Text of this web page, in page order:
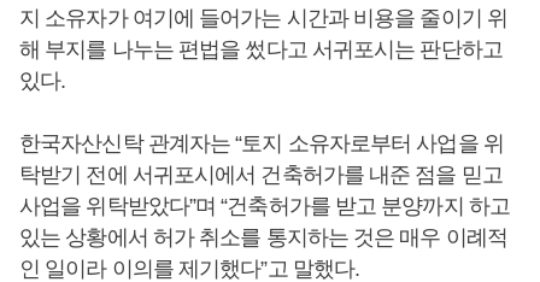
지 소유자가 여기에 들어가는 시간과 비용을 줄이기 위
해 부지를 나누는 편법을 썼다고 서귀포시는 판단하고
있다.
한국자산신탁 관계자는 “토지 소유자로부터 사업을 위
탁받기 전에 서귀포시에서 건축허가를 내준 점을 믿고
사업을 위탁받았다”며 “건축허가를 받고 분양까지 하고
있는 상황에서 허가 취소를 통지하는 것은 매우 이례적
인 일이라 이의를 제기했다”고 말했다.